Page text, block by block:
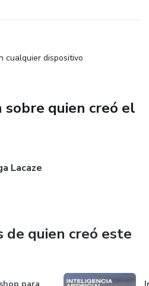
proceso y contenido viral.
TikTok y presentaciones
Presentador/a
a crear un avatar
y diferenciación.
cualquier dispositivo
sobre quien creó el
Lacaze
quien creó este